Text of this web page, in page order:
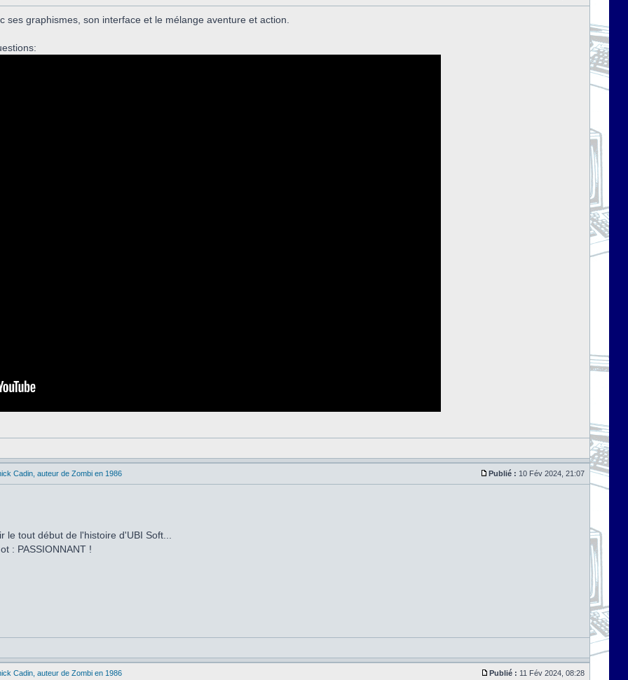
ses graphismes, son interface et le mélange aventure et action.
Cadin, auteur de Zombi en 1986 Publié : 10 Fév 2024, 21:07
tout début de l'histoire d'UBI Soft...
: PASSIONNANT !
Cadin, auteur de Zombi en 1986 Publié : 11 Fév 2024, 08:28